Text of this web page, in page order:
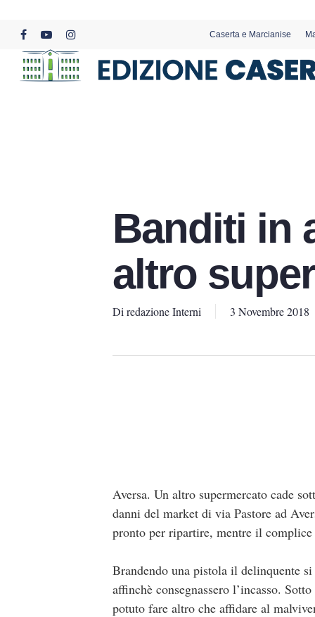
content
facebookyoutubeinstagram
Caserta e Marcianise
Banditi in
altro
Di redazione Interni 3 Novembre 2018
Aversa. Un altro supermercato cade
danni del market di via Pastore ad
pronto per ripartire, mentre il
Brandendo una pistola il delinquente
affinchè consegnassero l’incasso.
potuto fare altro che affidare al